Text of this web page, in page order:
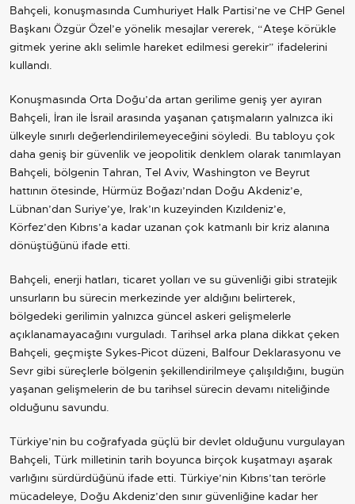
Bahçeli, konuşmasında Cumhuriyet Halk Partisi’ne ve CHP Genel
Başkanı Özgür Özel’e yönelik mesajlar vererek, “Ateşe körükle
gitmek yerine aklı selimle hareket edilmesi gerekir” ifadelerini
kullandı.
Konuşmasında Orta Doğu’da artan gerilime geniş yer ayıran
Bahçeli, İran ile İsrail arasında yaşanan çatışmaların yalnızca iki
ülkeyle sınırlı değerlendirilemeyeceğini söyledi. Bu tabloyu çok
daha geniş bir güvenlik ve jeopolitik denklem olarak tanımlayan
Bahçeli, bölgenin Tahran, Tel Aviv, Washington ve Beyrut
hattının ötesinde, Hürmüz Boğazı’ndan Doğu Akdeniz’e,
Lübnan’dan Suriye’ye, Irak’ın kuzeyinden Kızıldeniz’e,
Körfez’den Kıbrıs’a kadar uzanan çok katmanlı bir kriz alanına
dönüştüğünü ifade etti.
Bahçeli, enerji hatları, ticaret yolları ve su güvenliği gibi stratejik
unsurların bu sürecin merkezinde yer aldığını belirterek,
bölgedeki gerilimin yalnızca güncel askeri gelişmelerle
açıklanamayacağını vurguladı. Tarihsel arka plana dikkat çeken
Bahçeli, geçmişte Sykes-Picot düzeni, Balfour Deklarasyonu ve
Sevr gibi süreçlerle bölgenin şekillendirilmeye çalışıldığını, bugün
yaşanan gelişmelerin de bu tarihsel sürecin devamı niteliğinde
olduğunu savundu.
Türkiye’nin bu coğrafyada güçlü bir devlet olduğunu vurgulayan
Bahçeli, Türk milletinin tarih boyunca birçok kuşatmayı aşarak
varlığını sürdürdüğünü ifade etti. Türkiye’nin Kıbrıs’tan terörle
mücadeleye, Doğu Akdeniz’den sınır güvenliğine kadar her